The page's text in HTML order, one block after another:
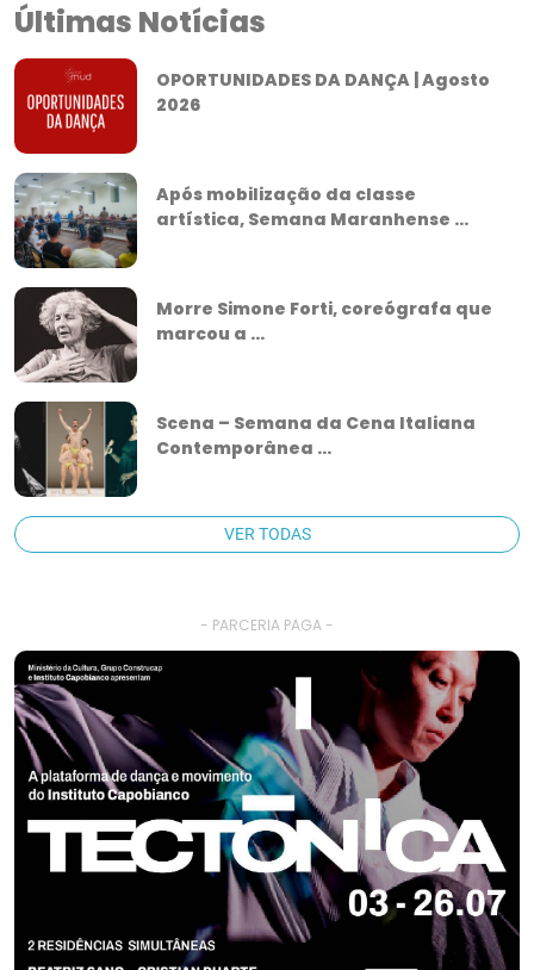
Últimas Notícias
OPORTUNIDADES DA DANÇA | Agosto
2026
Após mobilização da classe
artística, Semana Maranhense ...
Morre Simone Forti, coreógrafa que
marcou a ...
Scena – Semana da Cena Italiana
Contemporânea ...
VER TODAS
- PARCERIA PAGA -